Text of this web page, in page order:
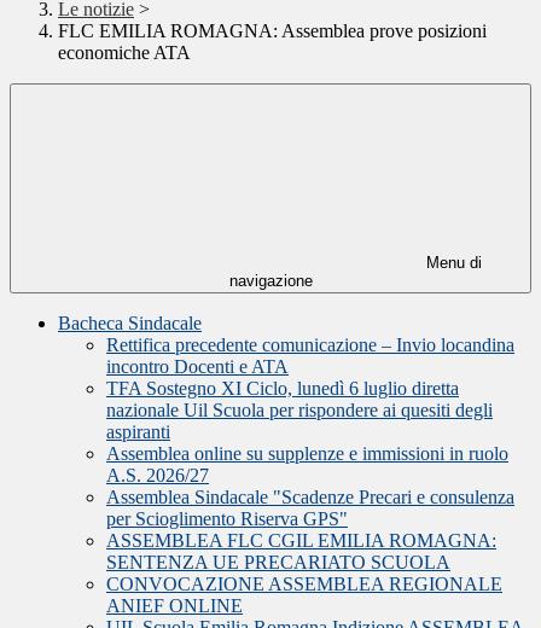
Le notizie >
FLC EMILIA ROMAGNA: Assemblea prove posizioni
economiche ATA
Menu di
navigazione
Bacheca Sindacale
Rettifica precedente comunicazione – Invio locandina
incontro Docenti e ATA
TFA Sostegno XI Ciclo, lunedì 6 luglio diretta
nazionale Uil Scuola per rispondere ai quesiti degli
aspiranti
Assemblea online su supplenze e immissioni in ruolo
A.S. 2026/27
Assemblea Sindacale "Scadenze Precari e consulenza
per Scioglimento Riserva GPS"
ASSEMBLEA FLC CGIL EMILIA ROMAGNA:
SENTENZA UE PRECARIATO SCUOLA
CONVOCAZIONE ASSEMBLEA REGIONALE
ANIEF ONLINE